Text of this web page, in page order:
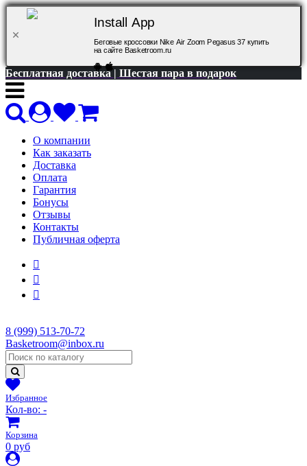
Install App
Беговые кроссовки Nike Air Zoom Pegasus 37 купить
на сайте Basketroom.ru
Бесплатная доставка | Шестая пара в подарок
О компании
Как заказать
Доставка
Оплата
Гарантия
Бонусы
Отзывы
Контакты
Публичная оферта
8 (999) 513-70-72
Basketroom@inbox.ru
Избранное
Кол-во: -
Корзина
0 руб